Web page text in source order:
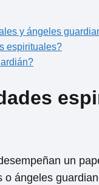
y ángeles
espirituales?
un
ángeles